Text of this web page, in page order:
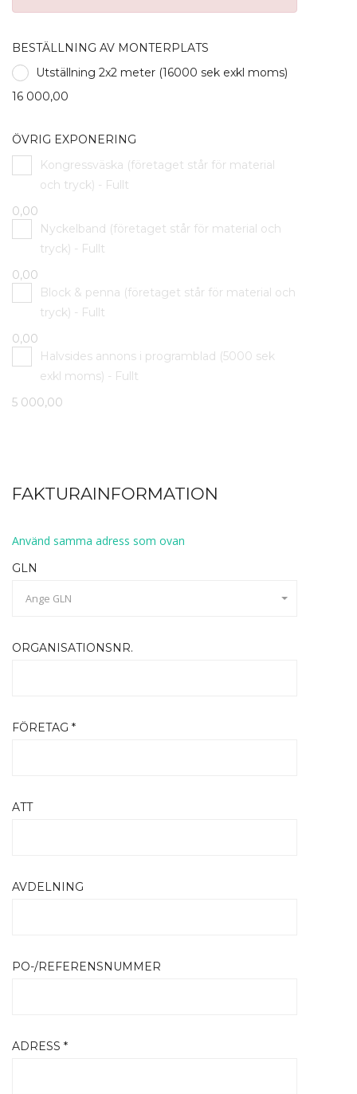
BESTÄLLNING AV MONTERPLATS
Utställning 2x2 meter (16000 sek exkl moms)
16 000,00
ÖVRIG EXPONERING
Kongressväska (företaget står för material
och tryck) - Fullt
0,00
Nyckelband (företaget står för material och
tryck) - Fullt
0,00
Block & penna (företaget står för material och
tryck) - Fullt
0,00
Halvsides annons i programblad (5000 sek
exkl moms) - Fullt
5 000,00
FAKTURAINFORMATION
Använd samma adress som ovan
GLN
Ange GLN
ORGANISATIONSNR.
FÖRETAG *
ATT
AVDELNING
PO-/REFERENSNUMMER
ADRESS *